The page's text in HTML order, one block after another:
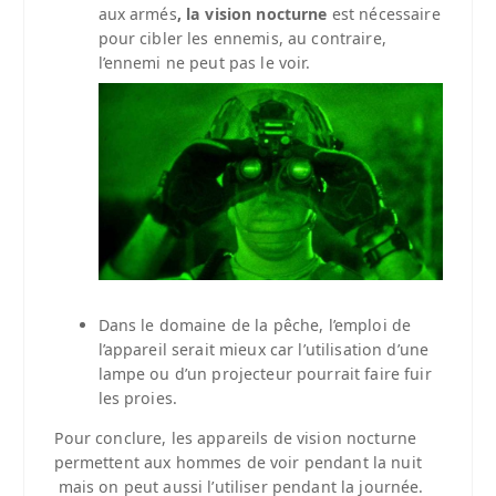
aux armés, la vision nocturne est nécessaire
pour cibler les ennemis, au contraire,
l’ennemi ne peut pas le voir.
Dans le domaine de la pêche, l’emploi de
l’appareil serait mieux car l’utilisation d’une
lampe ou d’un projecteur pourrait faire fuir
les proies.
Pour conclure, les appareils de vision nocturne
permettent aux hommes de voir pendant la nuit
mais on peut aussi l’utiliser pendant la journée.